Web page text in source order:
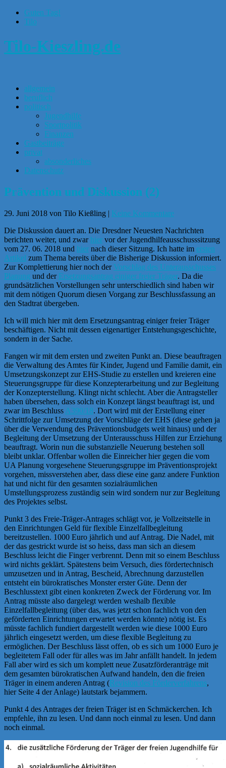
Guten Tag!
Tilo
Tilo-Kieszling.de
allgemein
beruflich
politisch
Jugendhilfe
Sportpolitik
Finanzen
Gastbeiträge
privat
absonderliches
Datenschutz
Prävention und Diskussion (2)
29. Juni 2018 von Tilo Kießling | Keine Kommentare
Die Diskussion dauert an. Die Dresdner Neuesten Nachrichten
berichten weiter, und zwar hier vor der Jugendhilfeausschusssitzung
vom 27. 06. 2018 und hier nach dieser Sitzung. Ich hatte im ersten
Artikel zum Thema bereits über die Bisherige Diskussion informiert.
Zur Komplettierung hier noch der Vorschlag des Unterausschusses
Planung und der Ersetzungsantrag einiger freier Träger. Da die
grundsätzlichen Vorstellungen sehr unterschiedlich sind haben wir
mit dem nötigen Quorum diesen Vorgang zur Beschlussfassung an
den Stadtrat übergeben.
Ich will mich hier mit dem Ersetzungsantrag einiger freier Träger
beschäftigen. Nicht mit dessen eigenartiger Entstehungsgeschichte,
sondern in der Sache.
Fangen wir mit dem ersten und zweiten Punkt an. Diese beauftragen
die Verwaltung des Amtes für Kinder, Jugend und Familie damit, ein
Umsetzungskonzept zur EHS-Studie zu erstellen und kreieren eine
Steuerungsgruppe für diese Konzepterarbeitung und zur Begleitung
der Konzepterstellung. Klingt nicht schlecht. Aber die Antragsteller
haben übersehen, dass solch ein Konzept längst beauftragt ist, und
zwar im Beschluss A390/18. Dort wird mit der Erstellung einer
Schrittfolge zur Umsetzung der Vorschläge der EHS (diese gehen ja
über die Verwendung des Präventionsbudgets weit hinaus) und der
Begleitung der Umsetzung der Unterausschuss Hilfen zur Erziehung
beauftragt. Worin nun die substanzielle Neuerung bestehen soll
bleibt unklar. Offenbar wollen die Einreicher hier gegen die vom
UA Planung vorgesehene Steuerungsgruppe im Präventionsprojekt
vorgehen, missverstehen aber, dass diese eine ganz andere Funktion
hat und nicht für den gesamten sozialräumlichen
Umstellungsprozess zuständig sein wird sondern nur zur Begleitung
des Projektes selbst.
Punkt 3 des Freie-Träger-Antrages schlägt vor, je Vollzeitstelle in
den Einrichtungen Geld für flexible Einzelfallbegleitung
bereitzustellen. 1000 Euro jährlich und auf Antrag. Die Nadel, mit
der das gestrickt wurde ist so heiss, dass man sich an diesem
Beschluss leicht die Finger verbrennt. Denn mit so einem Beschluss
wird nichts geklärt. Spätestens beim Versuch, dies fördertechnisch
umzusetzen und in Antrag, Bescheid, Abrechnung darzustellen
entsteht ein bürokratisches Monster erster Güte. Denn der
Beschlusstext gibt einen konkreten Zweck der Förderung vor. Im
Antrag müsste also dargelegt werden weshalb flexible
Einzelfallbegleitung (über das, was jetzt schon fachlich von den
geförderten Einrichtungen erwartet werden könnte) nötig ist. Es
müsste fachlich fundiert dargestellt werden wie diese 1000 Euro
jährlich eingesetzt werden, um diese flexible Begleitung zu
ermöglichen. Der Beschluss lässt offen, ob es sich um 1000 Euro je
begleitetem Fall oder für alles was im Jahr anfällt handelt. In jedem
Fall aber wird es sich um komplett neue Zusatzförderanträge mit
dem gesamten bürokratischen Aufwand handeln, den die freien
Träger in einem anderen Antrag (Revision des Förderverfahrens,
hier Seite 4 der Anlage) lautstark bejammern.
Punkt 4 des Antrages der freien Träger ist en Schmäckerchen. Ich
empfehle, ihn zu lesen. Und dann noch einmal zu lesen. Und dann
noch einmal.